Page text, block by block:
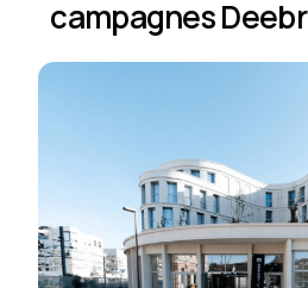
campagnes Deebr